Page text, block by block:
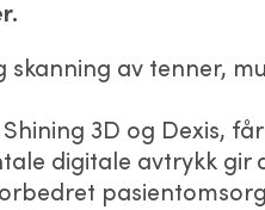
skanning av tenner,
3D og Dexis,
digitale avtrykk